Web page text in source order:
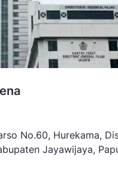
No.60, Hurekama,
Jayawijaya,